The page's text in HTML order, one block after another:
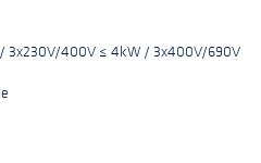
/ 3x230V/400V ≤ 4kW / 3x400V/690V